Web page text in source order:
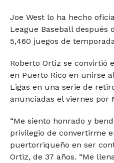
Joe West lo ha hecho
League Baseball
5,460 juegos de
Roberto Ortiz se convirtió
en Puerto Rico en unirse
Ligas en una serie de
anunciadas el viernes por
“Me siento honrado y
privilegio de convertirme
puertorriqueño en ser
Ortiz, de 37 años. “Me